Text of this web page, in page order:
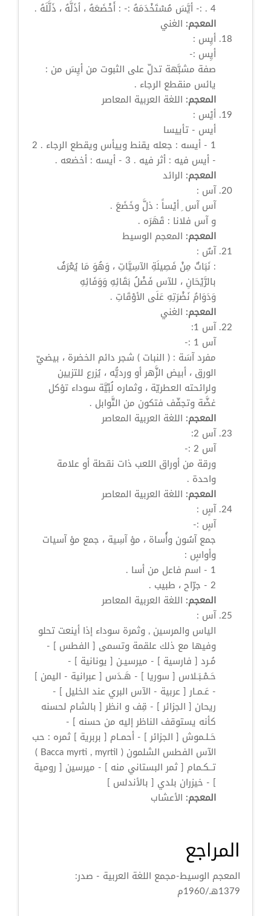
4 . :-
أيَّسَ مُسْتَخْدَمَهُ :- : أَخْضَعَهُ ، أذَلَّهُ ، ذَلَّلَهُ .
المعجم: الغني
أيِس :
أيِس :-
صفة مشبَّهة تدلّ على الثبوت من أيِسَ من :
يائس منقطع الرجاء .
المعجم: اللغة العربية المعاصر
أيْس :
أيس - تأييسا
1 - أيسه : جعله يقنط وييأس ويقطع الرجاء . 2
- أيس فيه : أثر فيه . 3 - أيسه : أخضعه .
المعجم: الرائد
آس :
آسآسِ أيْساً : ذلَّ وخَضَعَ .
وآس فلانا : قَهَرَه .
المعجم: المعجم الوسيط
آسٌ :
: نَبَاتٌ مِنْ فَصِيلَةِ الآسِيَّاتِ ، وَهُوَ مَا يُعْرَفُ
بالرَّيْحَانِ ، للآس فَضْلُ بَقَائِهِ وَوَفَائِهِ
وَدَوَامُ نَضْرَتِهِ عَلَى الأوْقَاتِ .
المعجم: الغني
آس 1:
آس 1 :-
مفرد آسَة : ( النبات ) شجر دائم الخضرة ، بيضيّ
الورق ، أبيض الزَّهر أو ورديُّه ، يُزرع للتزيين
ولرائحته العطريّة ، وثماره لُبِّيَّة سوداء تؤكل
غضَّة وتجفّف فتكون من التَّوابل .
المعجم: اللغة العربية المعاصر
آس 2:
آس 2 :-
ورقة من أوراق اللعب ذات نقطة أو علامة
واحدة .
المعجم: اللغة العربية المعاصر
آسٍ :
آسٍ :-
جمع آسُون وأُساة ، مؤ آسِية ، جمع مؤ آسيات
وأواسٍ :
1 - اسم فاعل من أسا .
2 - جرّاح ، طبيب .
المعجم: اللغة العربية المعاصر
آس :
الياس والمرسين , وثمرة سوداء إذا أينعت تحلو
وفيها مع ذلك علقمة وتسمى [ الفطس ] -
مُـرد [ فارسية ] - ميرسيـن [ يونانية ] -
حَـمْـبَـلاس [ سوريا ] - هَـدَس [ عبرانية - اليمن ]
- عَـمـار [ عربية - الآس البري عند الخليل ] -
ريحان [ الجزائر ] - قِف و انظر [ بالشام لحسنه
كأنه يستوقف الناظر إليه من حسنه ] -
حَـلـموش [ الجزائر ] - أحمـام [ بربرية ] ثمره : حب
الآس الفطس الشلمون ( Bacca myrti , myrtil )
تــكـمام [ ثمر البستاني منه ] - ميرسين [ رومية
] - خيزران بلدي [ بالأندلس ]
المعجم: الأعشاب
المراجع
المعجم الوسيط-مجمع اللغة العربية - صدر:
1379هـ/1960م